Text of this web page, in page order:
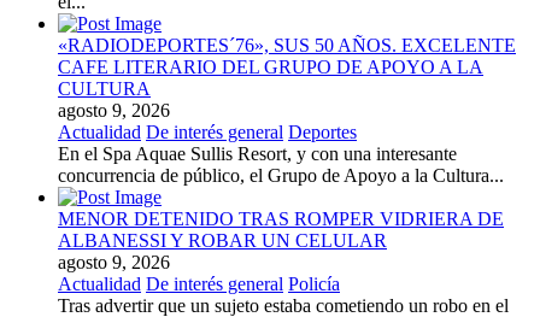
«RADIODEPORTES´76», SUS 50 AÑOS. EXCELENTE
CAFE LITERARIO DEL GRUPO DE APOYO A LA
CULTURA
agosto 9, 2026
Actualidad De interés general Deportes
En el Spa Aquae Sullis Resort, y con una interesante
concurrencia de público, el Grupo de Apoyo a la Cultura...
MENOR DETENIDO TRAS ROMPER VIDRIERA DE
ALBANESSI Y ROBAR UN CELULAR
agosto 9, 2026
Actualidad De interés general Policía
Tras advertir que un sujeto estaba cometiendo un robo en el